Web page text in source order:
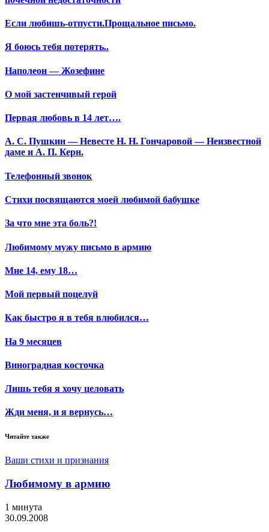
Если любишь-отпусти.Прощальное письмо.
Я боюсь тебя потерять..
Наполеон — Жозефине
О мой застенчивый герой
Первая любовь в 14 лет….
А. С. Пушкин — Невесте Н. Н. Гончаровой — Неизвестной
даме и А. П. Керн.
Телефонный звонок
Стихи посвящаются моей любимой бабушке
За что мне эта боль?!
Любимому мужу письмо в армию
Мне 14, ему 18…
Мой первый поцелуй
Как быстро я в тебя влюбился…
На 9 месяцев
Виноградная косточка
Лишь тебя я хочу целовать
Жди меня, и я вернусь…
Читайте также
Ваши стихи и признания
Любимому в армию
1 минута
30.09.2008